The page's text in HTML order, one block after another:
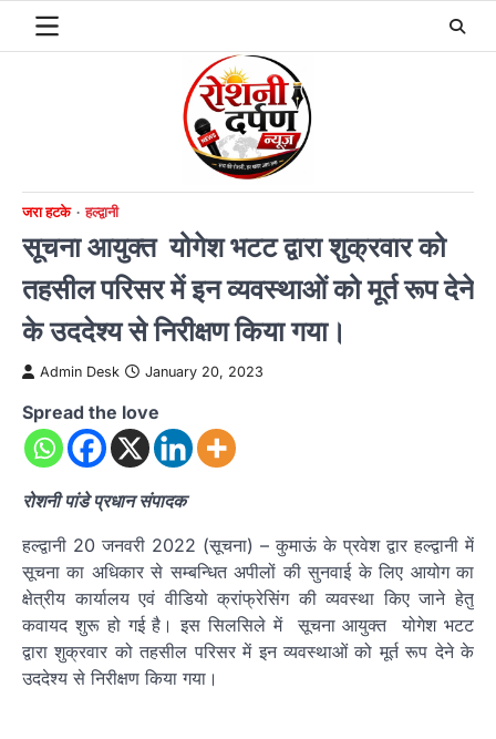
जरा हटके हल्द्वानी
सूचना आयुक्त योगेश भटट द्वारा शुक्रवार को
तहसील परिसर में इन व्यवस्थाओं को मूर्त रूप देने
के उददेश्य से निरीक्षण किया गया।
Admin Desk January 20, 2023
Spread the love
रोशनी पांडे प्रधान संपादक
हल्द्वानी 20 जनवरी 2022 (सूचना) – कुमाऊं के प्रवेश द्वार हल्द्वानी में
सूचना का अधिकार से सम्बन्धित अपीलों की सुनवाई के लिए आयोग का
क्षेत्रीय कार्यालय एवं वीडियो क्रांफ्रेसिंग की व्यवस्था किए जाने हेतु
कवायद शुरू हो गई है। इस सिलसिले में सूचना आयुक्त योगेश भटट
द्वारा शुक्रवार को तहसील परिसर में इन व्यवस्थाओं को मूर्त रूप देने के
उददेश्य से निरीक्षण किया गया।